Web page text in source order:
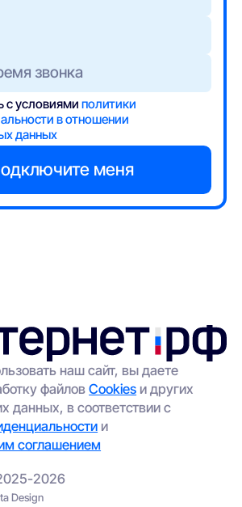
с условиямиполитики
в отношении
данных
наш сайт, вы даете
файловCookies и других
данных, в соответствии с
и
соглашением
2026
Design